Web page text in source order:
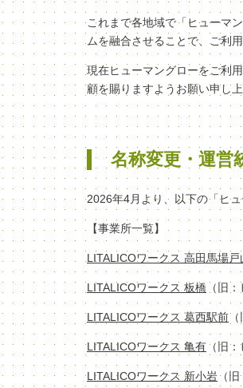
これまで各地域で「ヒューマ
ムを融合させることで、ご利
現在ヒューマングローをご利
顧を賜りますようお願い申し上
名称変更・運営
2026年4月より、以下の「ヒ
【事業所一覧】
LITALICOワークス 高田馬場戸
LITALICOワークス 板橋 （旧
LITALICOワークス 葛西駅前
LITALICOワークス 亀有 （旧
LITALICOワークス 新小岩（